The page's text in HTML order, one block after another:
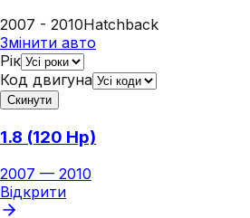
2007 - 2010Hatchback
Змінити авто
Рік
Код двигуна
Скинути
1.8 (120 Hp)
2007 — 2010
Відкрити